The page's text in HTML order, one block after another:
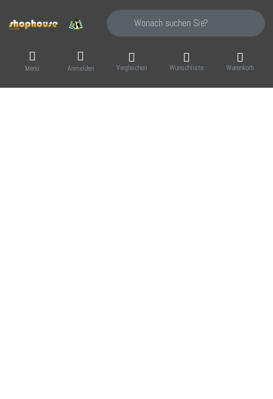
Geben Sie einen Suchbegriff ein. Während
Menü Anmelden Vergleichen Wunschliste Warenkorb